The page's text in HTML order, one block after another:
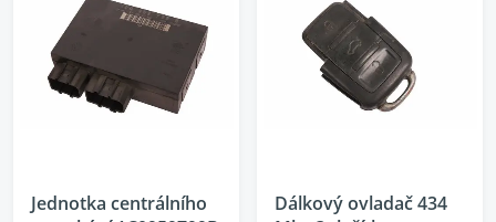
Jednotka centrálního
Dálkový ovladač 434